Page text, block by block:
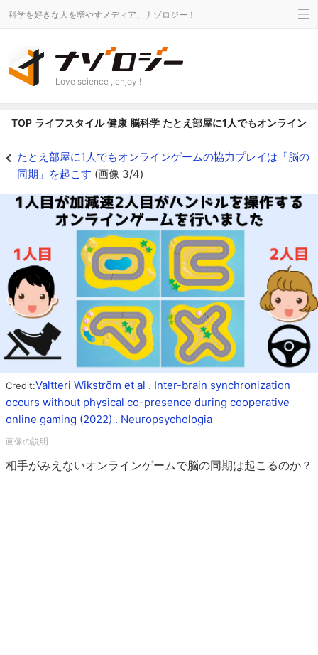
科学を好きな人を増やすメディア、ナゾロジー！
Love science , enjoy !
TOP ライフスタイル 健康 脳科学 たとえ部屋に1人でもオンライン
たとえ部屋に1人でもオンラインゲームの協力プレイは「脳の
同期」を起こす (画像 3/4)
Credit:Valtteri Wikström et al . Inter-brain synchronization
occurs without physical co-presence during cooperative
online gaming (2022) . Neuropsychologia
相手がみえないオンラインゲームで脳の同期は起こるのか？